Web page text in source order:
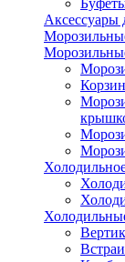
Аксессуары